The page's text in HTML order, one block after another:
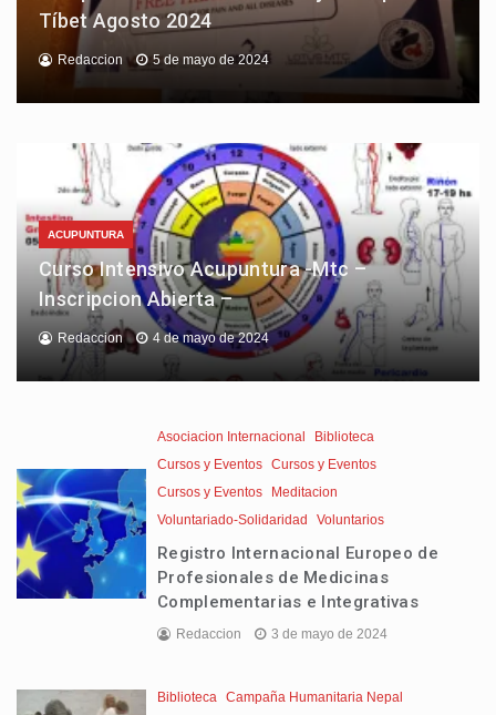
Tíbet Agosto 2024
Redaccion 5 de mayo de 2024
ACUPUNTURA
Curso Intensivo Acupuntura -Mtc –
Inscripcion Abierta –
Redaccion 4 de mayo de 2024
Asociacion Internacional
Biblioteca
Cursos y Eventos Cursos y Eventos
Cursos y Eventos
Meditacion
Voluntariado-Solidaridad
Voluntarios
Registro Internacional Europeo de
Profesionales de Medicinas
Complementarias e Integrativas
Redaccion 3 de mayo de 2024
Biblioteca
Campaña Humanitaria Nepal